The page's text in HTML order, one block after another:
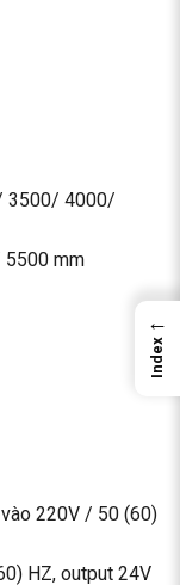
3500/ 4000/
mm
220V / 50 (60)
HZ, output 24V
←
Index